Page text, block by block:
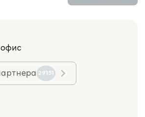
29151